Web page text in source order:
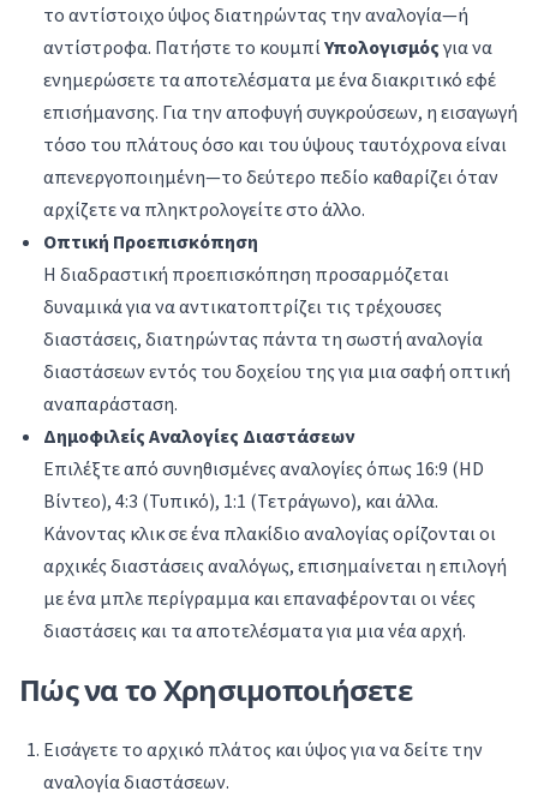
το αντίστοιχο ύψος διατηρώντας την αναλογία—ή
αντίστροφα. Πατήστε το κουμπίΥπολογισμόςγια να
ενημερώσετε τα αποτελέσματα με ένα διακριτικό εφέ
επισήμανσης. Για την αποφυγή συγκρούσεων, η εισαγωγή
τόσο του πλάτους όσο και του ύψους ταυτόχρονα είναι
απενεργοποιημένη—το δεύτερο πεδίο καθαρίζει όταν
αρχίζετε να πληκτρολογείτε στο άλλο.
Οπτική Προεπισκόπηση
Η διαδραστική προεπισκόπηση προσαρμόζεται
δυναμικά για να αντικατοπτρίζει τις τρέχουσες
διαστάσεις, διατηρώντας πάντα τη σωστή αναλογία
διαστάσεων εντός του δοχείου της για μια σαφή οπτική
αναπαράσταση.
Δημοφιλείς Αναλογίες Διαστάσεων
Επιλέξτε από συνηθισμένες αναλογίες όπως 16:9 (HD
Βίντεο), 4:3 (Τυπικό), 1:1 (Τετράγωνο), και άλλα.
Κάνοντας κλικ σε ένα πλακίδιο αναλογίας ορίζονται οι
αρχικές διαστάσεις αναλόγως, επισημαίνεται η επιλογή
με ένα μπλε περίγραμμα και επαναφέρονται οι νέες
διαστάσεις και τα αποτελέσματα για μια νέα αρχή.
Πώς να το Χρησιμοποιήσετε
Εισάγετε το αρχικό πλάτος και ύψος για να δείτε την
αναλογία διαστάσεων.